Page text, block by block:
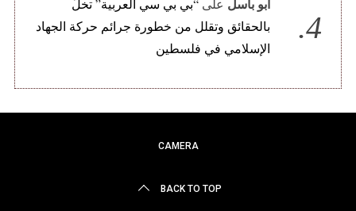
بالحقائق وتقلل من خطورة جرائم حركة الجهاد
الإسلامي في فلسطين
CAMERA
BACK TO TOP